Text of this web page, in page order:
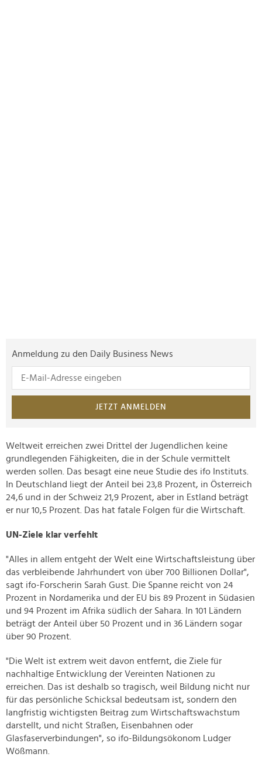
Anmeldung zu den Daily Business News
JETZT ANMELDEN
Weltweit erreichen zwei Drittel der Jugendlichen keine
grundlegenden Fähigkeiten, die in der Schule vermittelt
werden sollen. Das besagt eine neue Studie des ifo Instituts.
In Deutschland liegt der Anteil bei 23,8 Prozent, in Österreich
24,6 und in der Schweiz 21,9 Prozent, aber in Estland beträgt
er nur 10,5 Prozent. Das hat fatale Folgen für die Wirtschaft.
UN-Ziele klar verfehlt
"Alles in allem entgeht der Welt eine Wirtschaftsleistung über
das verbleibende Jahrhundert von über 700 Billionen Dollar",
sagt ifo-Forscherin Sarah Gust. Die Spanne reicht von 24
Prozent in Nordamerika und der EU bis 89 Prozent in Südasien
und 94 Prozent im Afrika südlich der Sahara. In 101 Ländern
beträgt der Anteil über 50 Prozent und in 36 Ländern sogar
über 90 Prozent.
"Die Welt ist extrem weit davon entfernt, die Ziele für
nachhaltige Entwicklung der Vereinten Nationen zu
erreichen. Das ist deshalb so tragisch, weil Bildung nicht nur
für das persönliche Schicksal bedeutsam ist, sondern den
langfristig wichtigsten Beitrag zum Wirtschaftswachstum
darstellt, und nicht Straßen, Eisenbahnen oder
Glasfaserverbindungen", so ifo-Bildungsökonom Ludger
Wößmann.